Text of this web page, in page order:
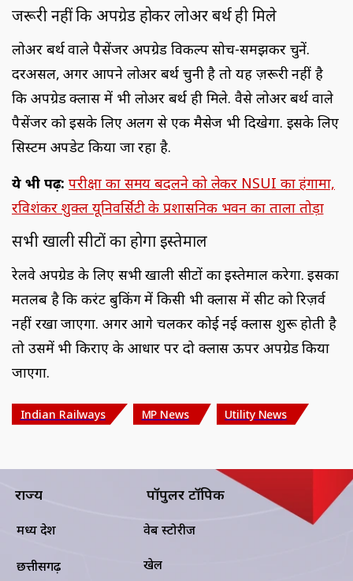
जरूरी नहीं कि अपग्रेड होकर लोअर बर्थ ही मिले
लोअर बर्थ वाले पैसेंजर अपग्रेड विकल्प सोच-समझकर चुनें.
दरअसल, अगर आपने लोअर बर्थ चुनी है तो यह ज़रूरी नहीं है
कि अपग्रेड क्लास में भी लोअर बर्थ ही मिले. वैसे लोअर बर्थ वाले
पैसेंजर को इसके लिए अलग से एक मैसेज भी दिखेगा. इसके लिए
सिस्टम अपडेट किया जा रहा है.
ये भी पढ़ें:परीक्षा का समय बदलने को लेकर NSUI का हंगामा,
रविशंकर शुक्ल यूनिवर्सिटी के प्रशासनिक भवन का ताला तोड़ा
सभी खाली सीटों का होगा इस्तेमाल
रेलवे अपग्रेड के लिए सभी खाली सीटों का इस्तेमाल करेगा. इसका
मतलब है कि करंट बुकिंग में किसी भी क्लास में सीट को रिज़र्व
नहीं रखा जाएगा. अगर आगे चलकर कोई नई क्लास शुरू होती है
तो उसमें भी किराए के आधार पर दो क्लास ऊपर अपग्रेड किया
जाएगा.
Indian Railways MP News Utility News
राज्य
मध्य प्रदेश
छत्तीसगढ़
पॉपुलर टॉपिक
वेब स्टोरीज
खेल